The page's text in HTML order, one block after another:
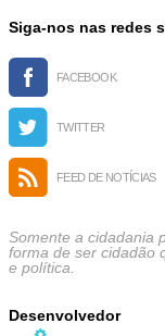
Siga-nos nas redes
FACEBOOK
TWITTER
FEED DE NOTÍCIAS
Somente a cidadania
forma de ser cidadão
e política.
Desenvolvedor